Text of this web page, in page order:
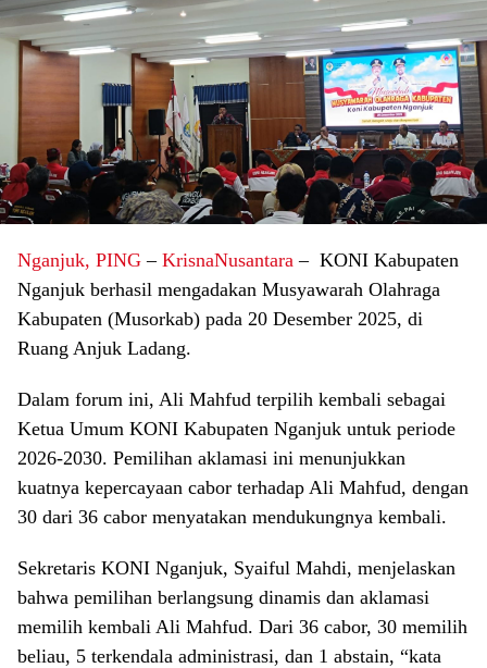
Nganjuk, PING–KrisnaNusantara – KONI Kabupaten
Nganjuk berhasil mengadakan Musyawarah Olahraga
Kabupaten (Musorkab) pada 20 Desember 2025, di
Ruang Anjuk Ladang.
Dalam forum ini, Ali Mahfud terpilih kembali sebagai
Ketua Umum KONI Kabupaten Nganjuk untuk periode
2026-2030. Pemilihan aklamasi ini menunjukkan
kuatnya kepercayaan cabor terhadap Ali Mahfud, dengan
30 dari 36 cabor menyatakan mendukungnya kembali.
Sekretaris KONI Nganjuk, Syaiful Mahdi, menjelaskan
bahwa pemilihan berlangsung dinamis dan aklamasi
memilih kembali Ali Mahfud. Dari 36 cabor, 30 memilih
beliau, 5 terkendala administrasi, dan 1 abstain, “kata